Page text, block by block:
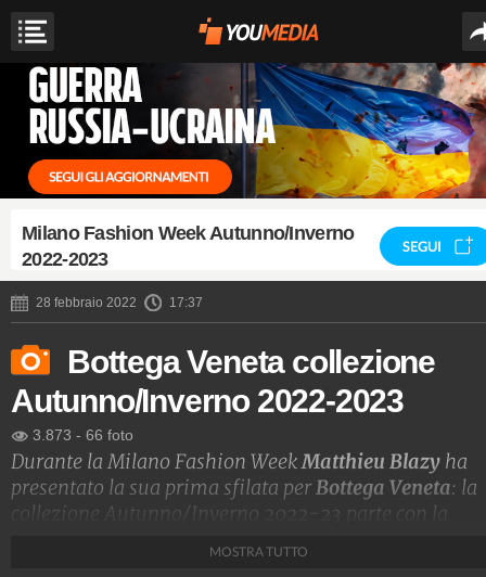
Milano Fashion Week Autunno/Inverno
2022-2023
SEGUI
28 febbraio 2022 17:37
Bottega Veneta collezione
Autunno/Inverno 2022-2023
3.873 - 66 foto
Durante la Milano Fashion WeekMatthieu Blazy ha
presentato la sua prima sfilata perBottega Veneta: la
collezione Autunno/Inverno 2022-23 parte con la
MOSTRA TUTTO